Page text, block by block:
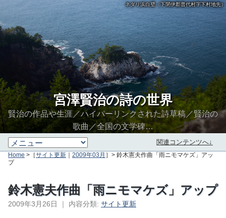
ネダリ浜白壁（下閉伊郡普代村字下村地先）
宮澤賢治の詩の世界
賢治の作品や生涯／ハイパーリンクされた詩草稿／賢治の
歌曲／全国の文学碑…
関連コンテンツへ↓
Home >［サイト更新 ｜ 2009年03月 ］> 鈴木憲夫作曲「雨ニモマケズ」アッ
プ
鈴木憲夫作曲「雨ニモマケズ」アップ
2009年3月26日 ｜ 内容分類: サイト更新